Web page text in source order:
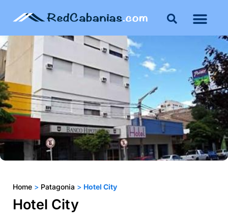
Home > Patagonia > Hotel City
Hotel City